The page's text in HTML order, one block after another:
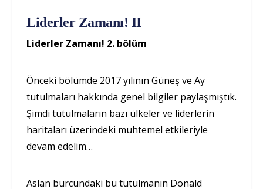
Liderler Zamanı! II
Liderler Zamanı! 2. bölüm
Önceki bölümde 2017 yılının Güneş ve Ay
tutulmaları hakkında genel bilgiler paylaşmıştık.
Şimdi tutulmaların bazı ülkeler ve liderlerin
haritaları üzerindeki muhtemel etkileriyle
devam edelim…
Aslan burcundaki bu tutulmanın Donald